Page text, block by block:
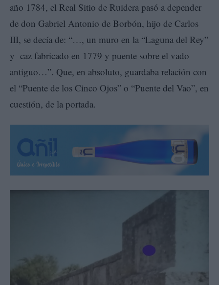
año 1784, el Real Sitio de Ruidera pasó a depender
de don Gabriel Antonio de Borbón, hijo de Carlos
III, se decía de: “…, un muro en la “Laguna del Rey”
y caz fabricado en 1779 y puente sobre el vado
antiguo…”. Que, en absoluto, guardaba relación con
el “Puente de los Cinco Ojos” o “Puente del Vao”, en
cuestión, de la portada.